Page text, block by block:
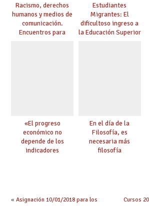
Racismo, derechos
humanos y medios de
comunicación.
Encuentros para
Estudiantes
Migrantes: El
dificultoso ingreso a
la Educación Superior
«El progreso
económico no
depende de los
indicadores
En el día de la
Filosofía, es
necesaria más
filosofía
« Asignación 10/01/2018 para los Cursos